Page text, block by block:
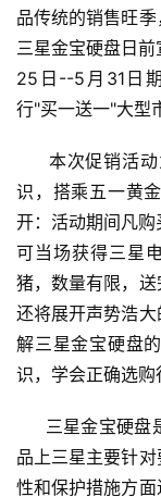
品传统的销售旺季
三星金宝硬盘日
25日--5月31日
本次促销活动
识，搭乘五一黄
开：活动期间凡
可当场获得三星
猪，数量有限，
还将展开声势浩
解三星金宝硬盘
三星金宝硬盘
品上三星主要针
性和保护措施方